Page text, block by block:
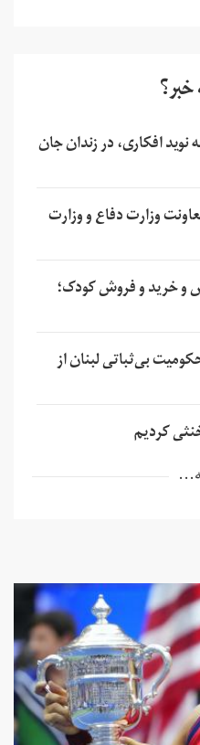
افکاری، در زندان جان
وزارت دفاع و وزارت
و خرید و فروش کودک؛
بی‌ثباتی لبنان از
کردیم